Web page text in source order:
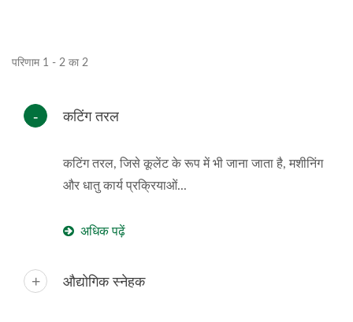
परिणाम 1 - 2 का 2
कटिंग तरल
कटिंग तरल, जिसे कूलेंट के रूप में भी जाना जाता है, मशीनिंग
और धातु कार्य प्रक्रियाओं...
अधिक पढ़ें
औद्योगिक स्नेहक